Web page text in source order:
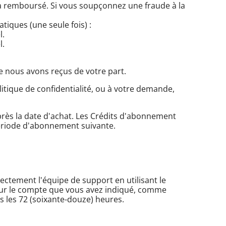
Si vous soupçonnez une fraude à la
(une seule fois) :
nous avons reçus de votre part.
de confidentialité, ou à votre demande,
la date d'achat. Les Crédits d'abonnement
d'abonnement suivante.
l'équipe de support en utilisant le
le compte que vous avez indiqué, comme
72 (soixante-douze) heures.